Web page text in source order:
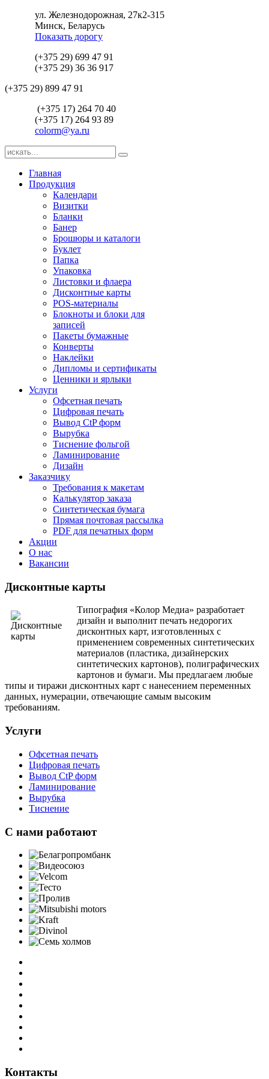
ул. Железнодорожная, 27к2-315
Минск, Беларусь
Показать дорогу
(+375 29) 699 47 91
(+375 29) 36 36 917
(+375 29) 899 47 91
(+375 17) 264 70 40
(+375 17) 264 93 89
colorm@ya.ru
Главная
Продукция
Календари
Визитки
Бланки
Банер
Брошюры и каталоги
Буклет
Папка
Упаковка
Листовки и флаера
Дисконтные карты
POS-материалы
Блокноты и блоки для
записей
Пакеты бумажные
Конверты
Наклейки
Дипломы и сертификаты
Ценники и ярлыки
Услуги
Офсетная печать
Цифровая печать
Вывод CtP форм
Вырубка
Тиснение фольгой
Ламинирование
Дизайн
Заказчику
Требования к макетам
Калькулятор заказа
Синтетическая бумага
Прямая почтовая рассылка
PDF для печатных форм
Акции
O нас
Вакансии
Дисконтные карты
Типография «Колор Медиа» разработает
дизайн и выполнит печать недорогих
дисконтных карт, изготовленных с
применением современных синтетических
материалов (пластика, дизайнерских
синтетических картонов), полиграфических
картонов и бумаги. Мы предлагаем любые
типы и тиражи дисконтных карт с нанесением переменных
данных, нумерации, отвечающие самым высоким
требованиям.
Услуги
Офсетная печать
Цифровая печать
Вывод CtP форм
Ламинирование
Вырубка
Тиснение
C нами работают
Контакты